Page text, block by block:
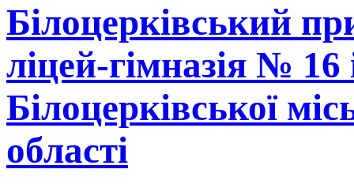
Білоцерківський
ліцей-гімназія №
Білоцерківської
області